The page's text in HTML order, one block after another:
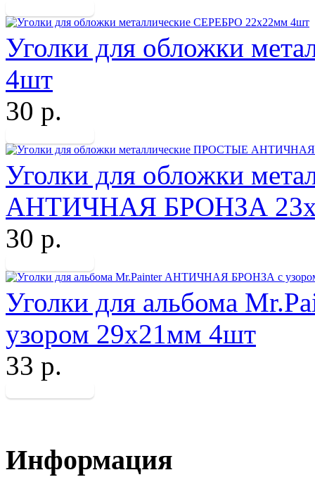
Уголки для обложки
4шт
30 р.
Уголки для обложки
АНТИЧНАЯ БРОНЗА
30 р.
Уголки для альбома
узором 29х21мм 4шт
33 р.
Информация